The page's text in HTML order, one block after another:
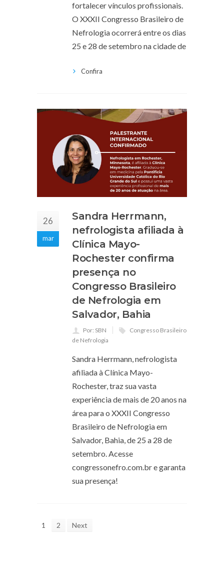
fortalecer vínculos profissionais.
O XXXII Congresso Brasileiro de
Nefrologia ocorrerá entre os dias
25 e 28 de setembro na cidade de
Confira
26
mar
Sandra Herrmann,
nefrologista afiliada à
Clínica Mayo-
Rochester confirma
presença no
Congresso Brasileiro
de Nefrologia em
Salvador, Bahia
Por: SBN
Congresso Brasileiro
de Nefrologia
Sandra Herrmann, nefrologista
afiliada à Clínica Mayo-
Rochester, traz sua vasta
experiência de mais de 20 anos na
área para o XXXII Congresso
Brasileiro de Nefrologia em
Salvador, Bahia, de 25 a 28 de
setembro. Acesse
congressonefro.com.br e garanta
sua presença!
1 2 Next